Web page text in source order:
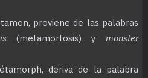
proviene de las palabras
(metamorfosis) y monster
deriva de la palabra